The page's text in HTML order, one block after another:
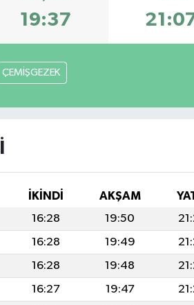
19:37
ÇEMİŞGEZEK
İKINDI AKŞAM
16:28 19:50
16:28 19:49
16:28 19:48
16:27 19:47